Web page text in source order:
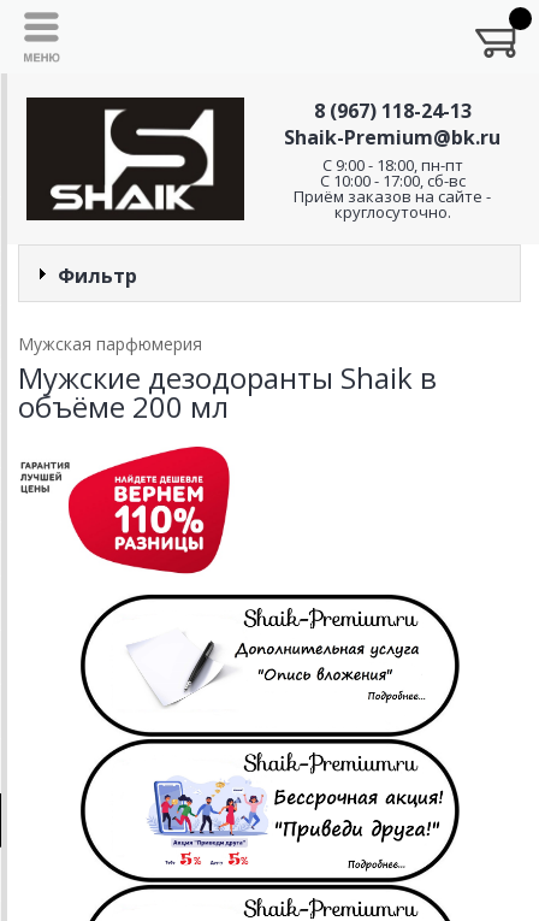
8 (967) 118-24-13
Shaik-Premium@bk.ru
C 9:00 - 18:00, пн-пт
С 10:00 - 17:00, сб-вс
Приём заказов на сайте -
круглосуточно.
Фильтр
Мужская парфюмерия
Мужские дезодоранты Shaik в
объёме 200 мл